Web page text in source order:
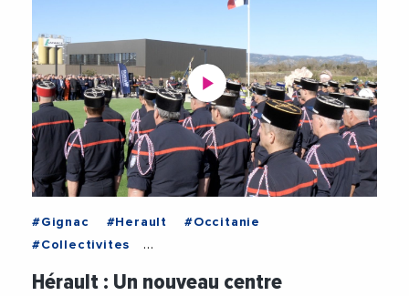
#Gignac #Herault
#Occitanie
#Collectivites
#DepartementHerault
#FrancoisXavierLauch
Hérault : Un nouveau centre